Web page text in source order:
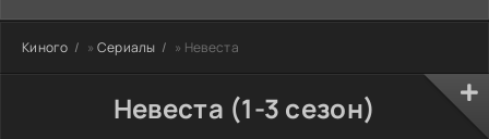
Киного » Сериалы » Невеста
Невеста (1-3 сезон)